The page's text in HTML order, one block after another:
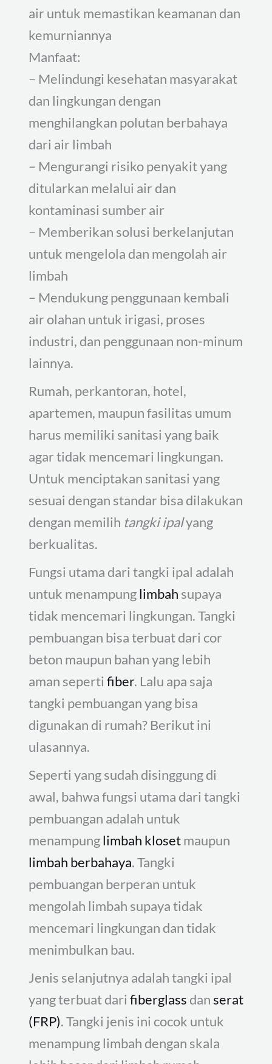
air untuk memastikan keamanan dan
kemurniannya
Manfaat:
– Melindungi kesehatan masyarakat
dan lingkungan dengan
menghilangkan polutan berbahaya
dari air limbah
– Mengurangi risiko penyakit yang
ditularkan melalui air dan
kontaminasi sumber air
– Memberikan solusi berkelanjutan
untuk mengelola dan mengolah air
limbah
– Mendukung penggunaan kembali
air olahan untuk irigasi, proses
industri, dan penggunaan non-minum
lainnya.
Rumah, perkantoran, hotel,
apartemen, maupun fasilitas umum
harus memiliki sanitasi yang baik
agar tidak mencemari lingkungan.
Untuk menciptakan sanitasi yang
sesuai dengan standar bisa dilakukan
dengan memilih tangki ipalyang
berkualitas.
Fungsi utama dari tangki ipal adalah
untuk menampunglimbah supaya
tidak mencemari lingkungan. Tangki
pembuangan bisa terbuat dari cor
beton maupun bahan yang lebih
aman seperti fiber. Lalu apa saja
tangki pembuangan yang bisa
digunakan di rumah? Berikut ini
ulasannya.
Seperti yang sudah disinggung di
awal, bahwa fungsi utama dari tangki
pembuangan adalah untuk
menampunglimbah klosetmaupun
limbah berbahaya. Tangki
pembuangan berperan untuk
mengolah limbah supaya tidak
mencemari lingkungan dan tidak
menimbulkan bau.
Jenis selanjutnya adalah tangki ipal
yang terbuat dari fiberglass danserat
(FRP). Tangki jenis ini cocok untuk
menampung limbah dengan skala